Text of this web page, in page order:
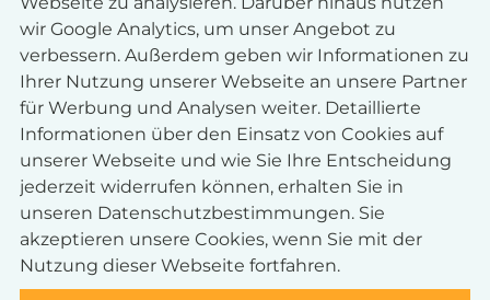
BRUSTSTRAFFUNG
wir Google Analytics, um unser Angebot zu
verbessern. Außerdem geben wir Informationen zu
Ihrer Nutzung unserer Webseite an unsere Partner
für Werbung und Analysen weiter. Detaillierte
Informationen über den Einsatz von Cookies auf
unserer Webseite und wie Sie Ihre Entscheidung
jederzeit widerrufen können, erhalten Sie in
unseren Datenschutzbestimmungen. Sie
akzeptieren unsere Cookies, wenn Sie mit der
Nutzung dieser Webseite fortfahren.